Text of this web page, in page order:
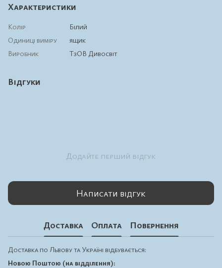
Характеристики
Колір
Білий
Одиниці виміру
ящик
Виробник
ТзОВ Дивосвіт
Відгуки
Додайте перший відгук
Написати відгук
Доставка Оплата Повернення
Доставка по Львову та Україні відбувається:
Новою Поштою (на відділення):